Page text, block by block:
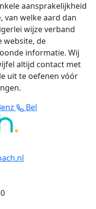
aansprakelijkheid
van welke aard dan
wijze verband
website, de
informatie. Wij
altijd contact met
uit te oefenen vóór
Bel